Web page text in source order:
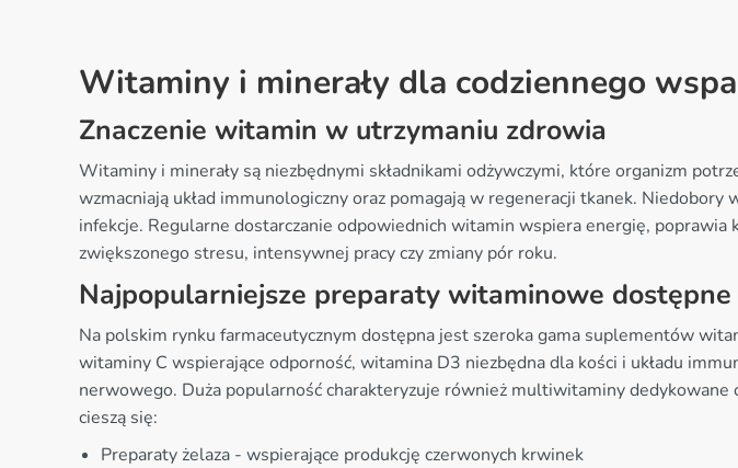
Witaminy i minerały dla codziennego
Znaczenie witamin w utrzymaniu zdrowia
Witaminy i minerały są niezbędnymi składnikami odżywczymi, które organizm
wzmacniają układ immunologiczny oraz pomagają w regeneracji tkanek.
infekcje. Regularne dostarczanie odpowiednich witamin wspiera energię,
zwiększonego stresu, intensywnej pracy czy zmiany pór roku.
Najpopularniejsze preparaty witaminowe dostępne
Na polskim rynku farmaceutycznym dostępna jest szeroka gama suplementów
witaminy C wspierające odporność, witamina D3 niezbędna dla kości i układu
nerwowego. Duża popularność charakteryzuje również multiwitaminy
cieszą się:
Preparaty żelaza - wspierające produkcję czerwonych krwinek